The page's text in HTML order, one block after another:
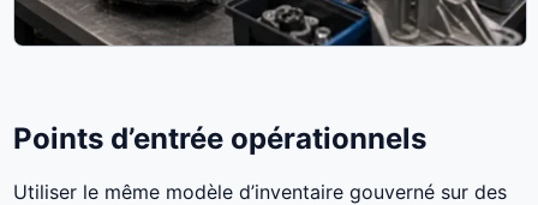
Points d’entrée opérationnels
Utiliser le même modèle d’inventaire gouverné sur des